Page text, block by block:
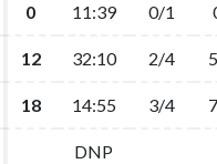
0 11:39 0/1
12 32:10 2/4
18 14:55 3/4
DNP
0 11:39 0/1
12 32:10 2/4
18 14:55 3/4
DNP